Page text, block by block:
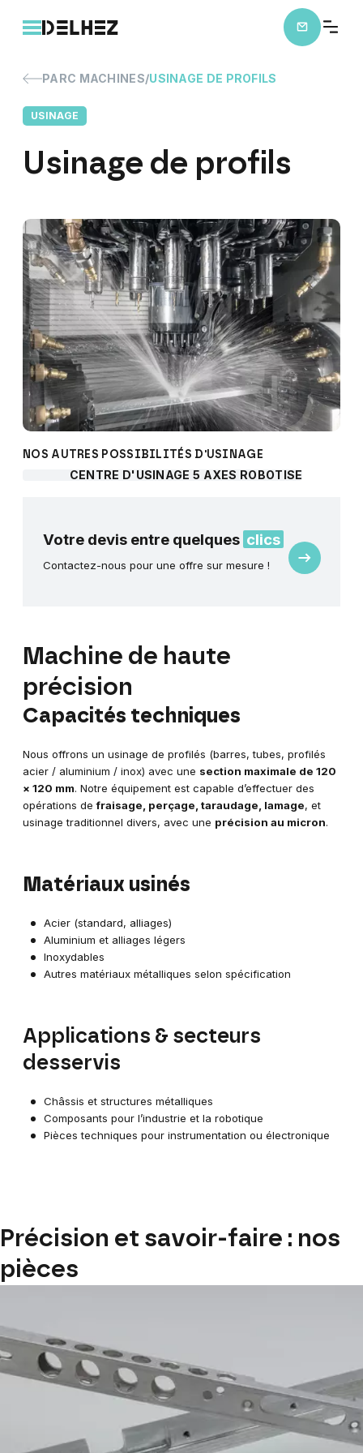
PARC MACHINES USINAGE DE PROFILS
USINAGE
Usinage de profils
NOS AUTRES POSSIBILITÉS D'USINAGE
CENTRE D'USINAGE 5 AXES ROBOTISÉ
Votre devis entre quelques clics
Contactez-nous pour une offre sur mesure !
Demande
de
Machine de haute
précision
Capacités techniques
Nous offrons un usinage de profilés (barres, tubes, profilés
acier / aluminium / inox) avec une section maximale de 120
× 120 mm. Notre équipement est capable d’effectuer des
opérations defraisage, perçage, taraudage, lamage, et
usinage traditionnel divers, avec une précision au micron.
Matériaux usinés
Acier (standard, alliages)
Aluminium et alliages légers
Inoxydables
Autres matériaux métalliques selon spécification
Applications & secteurs
desservis
Châssis et structures métalliques
Composants pour l’industrie et la robotique
Pièces techniques pour instrumentation ou électronique
Précision et savoir-faire : nos
pièces